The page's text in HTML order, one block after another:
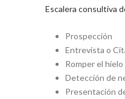
Escalera consultiva
Prospección
Entrevista o
Romper el hielo
Detección de
Presentación